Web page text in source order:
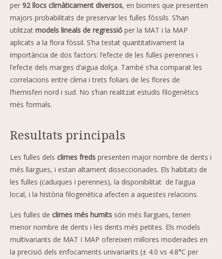
per 92 llocs climàticament diversos, en biomes que presenten
majors probabilitats de preservar les fulles fòssils. S’han
utilitzat models lineals de regressió per la MAT i la MAP
aplicats a la flora fòssil. S’ha testat quantitativament la
importància de dos factors: l’efecte de les fulles perennes i
l’efecte dels marges d’aigua dolça. També s’ha comparat les
correlacions entre clima i trets foliars de les flores de
l’hemisferi nord i sud. No s’han realitzat estudis filogenètics
més formals.
Resultats principals
Les fulles dels climes freds presenten major nombre de dents i
més llargues, i estan altament disseccionades. Els habitats de
les fulles (caduques i perennes), la disponibilitat de l’aigua
local, i la història filogenètica afecten a aquestes relacions.
Les fulles de climes més humits són més llargues, tenen
menor nombre de dents i les dents més petites. Els models
multivariants de MAT I MAP ofereixen millores moderades en
la precisió dels enfocaments univariants (± 4.0 vs 4.8°C per